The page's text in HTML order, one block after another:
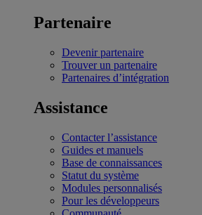
Partenaire
Devenir partenaire
Trouver un partenaire
Partenaires d’intégration
Assistance
Contacter l’assistance
Guides et manuels
Base de connaissances
Statut du système
Modules personnalisés
Pour les développeurs